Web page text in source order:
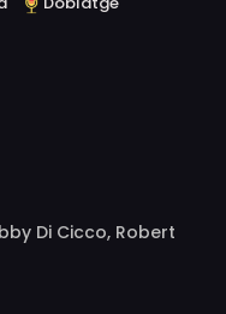
Di Cicco, Robert
Miano, Raye
Webb